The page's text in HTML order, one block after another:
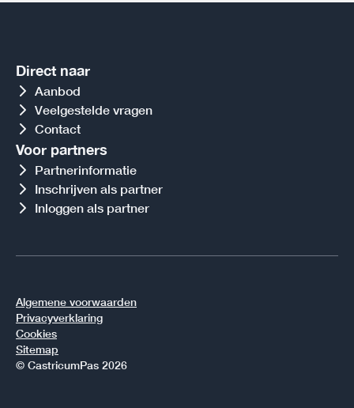
Direct naar
Aanbod
Veelgestelde vragen
Contact
Voor partners
Partnerinformatie
Inschrijven als partner
Inloggen als partner
Algemene voorwaarden
Privacyverklaring
Cookies
Sitemap
© CastricumPas 2026